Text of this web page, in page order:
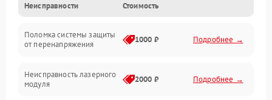
Неисправности Стоимость
Поломка системы защиты
от перенапряжения
1000 ₽ Подробнее →
Неисправность лазерного
модуля
2000 ₽ Подробнее →